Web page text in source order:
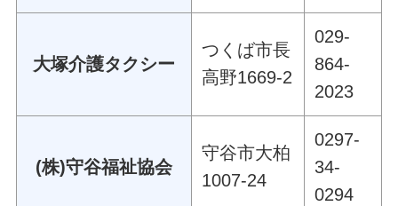
大塚介護タクシー
つくば市長
高野1669-2
029-
864-
2023
(株)守谷福祉協会
守谷市大柏
1007-24
0297-
34-
0294